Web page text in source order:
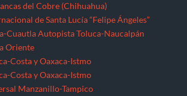
del Cobre (Chihuahua)
de Santa Lucía “Felipe Ángeles”
Cuautla Autopista Toluca-Naucalpán
Oriente
Costa y Oaxaca-Istmo
Costa y Oaxaca-Istmo
Manzanillo-Tampico